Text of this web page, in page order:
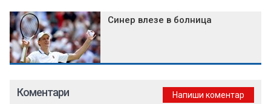
Синер влезе в болница
Коментари Напиши коментар